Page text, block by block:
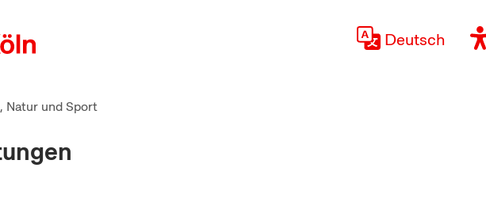
Deutsch
Natur und Sport